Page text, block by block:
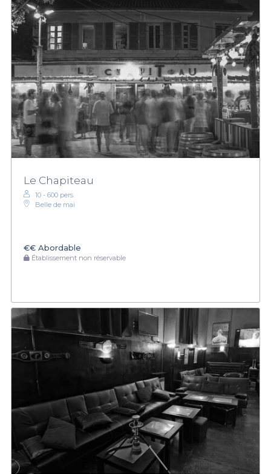
Le Chapiteau
10 - 600 pers.
Belle de mai
€€ Abordable
Établissement non réservable